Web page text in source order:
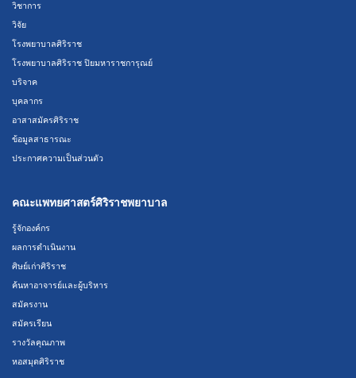
วิชาการ
วิจัย
โรงพยาบาลศิริราช
โรงพยาบาลศิริราช ปิยมหาราชการุณย์
บริจาค
บุคลากร
อาสาสมัครศิริราช
ข้อมูลสาธารณะ
ประกาศความเป็นส่วนตัว
คณะแพทยศาสตร์ศิริราชพยาบาล
รู้จักองค์กร
ผลการดำเนินงาน
ศิษย์เก่าศิริราช
ค้นหาอาจารย์และผู้บริหาร
สมัครงาน
สมัครเรียน
รางวัลคุณภาพ
หอสมุดศิริราช